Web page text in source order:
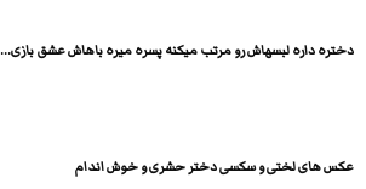
دختره داره لبسهاش رو مرتب میکنه پسره میره باهاش عشق بازی...
عکس های لختی و سکسی دختر حشری و خوش اندام